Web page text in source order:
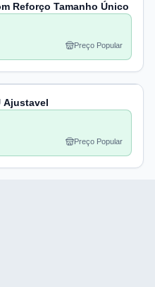
Reforço Tamanho Único
Preço Popular
Ajustavel
Preço Popular